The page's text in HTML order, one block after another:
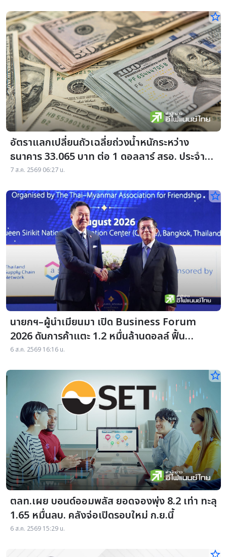
star_border
อัตราแลกเปลี่ยนถัวเฉลี่ยถ่วงน้ำหนักระหว่าง
ธนาคาร 33.065 บาท ต่อ 1 ดอลลาร์ สรอ. ประจำวัน
ที่ 06 สิงหาคม 2569
7 ส.ค. 2569 06:27 น.
star_border
นายกฯ–ผู้นำเมียนมา เปิด Business Forum
2026 ดันการค้าแตะ 1.2 หมื่นล้านดอลล์ ฟื้น
ศก.ชายแดน
6 ส.ค. 2569 16:16 น.
star_border
ตลท.เผย บอนด์ออมพลัส ยอดจองพุ่ง 8.2 เท่า ทะลุ
1.65 หมื่นลบ. คลังจ่อเปิดรอบใหม่ ก.ย.นี้
6 ส.ค. 2569 15:29 น.
star_border